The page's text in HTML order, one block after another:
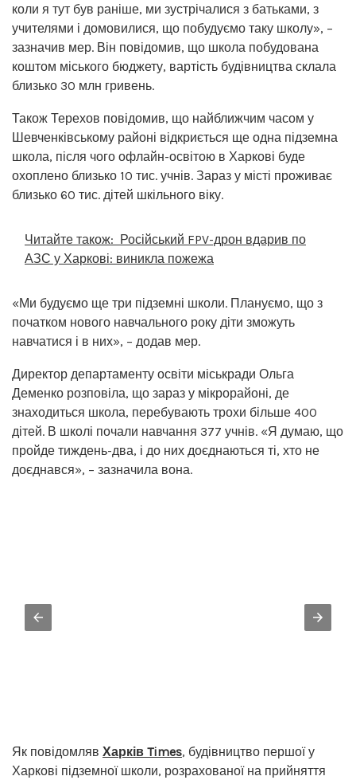
коли я тут був раніше, ми зустрічалися з батьками, з
учителями і домовилися, що побудуємо таку школу», –
зазначив мер. Він повідомив, що школа побудована
коштом міського бюджету, вартість будівництва склала
близько 30 млн гривень.
Також Терехов повідомив, що найближчим часом у
Шевченківському районі відкриється ще одна підземна
школа, після чого офлайн-освітою в Харкові буде
охоплено близько 10 тис. учнів. Зараз у місті проживає
близько 60 тис. дітей шкільного віку.
Читайте також: Російський FPV-дрон вдарив по
АЗС у Харкові: виникла пожежа
«Ми будуємо ще три підземні школи. Плануємо, що з
початком нового навчального року діти зможуть
навчатися і в них», – додав мер.
Директор департаменту освіти міськради Ольга
Деменко розповіла, що зараз у мікрорайоні, де
знаходиться школа, перебувають трохи більше 400
дітей. В школі почали навчання 377 учнів. «Я думаю, що
пройде тиждень-два, і до них доєднаються ті, хто не
доєднався», – зазначила вона.
Як повідомляв Харків Times, будівництво першої у
Харкові підземної школи, розрахованої на прийняття